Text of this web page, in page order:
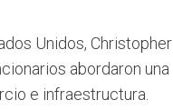
Unidos, Christopher
abordaron una
e infraestructura.